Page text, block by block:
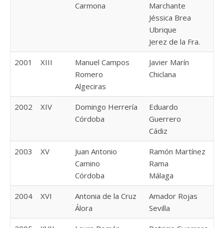
Carmona
Marchante
Jéssica Brea
Ubrique
Jerez de la Fra.
2001 XIII
Manuel Campos
Romero
Algeciras
Javier Marín
Chiclana
2002 XIV
Domingo Herrería
Córdoba
Eduardo
Guerrero
Cádiz
2003 XV
Juan Antonio
Camino
Córdoba
Ramón Martínez
Rama
Málaga
2004 XVI
Antonia de la Cruz
Álora
Amador Rojas
Sevilla